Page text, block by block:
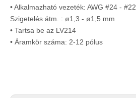
• Alkalmazható vezeték: AWG #24 - #22
Szigetelés átm. : ø1,3 - ø1,5 mm
• Tartsa be az LV214
• Áramkör száma: 2-12 pólus